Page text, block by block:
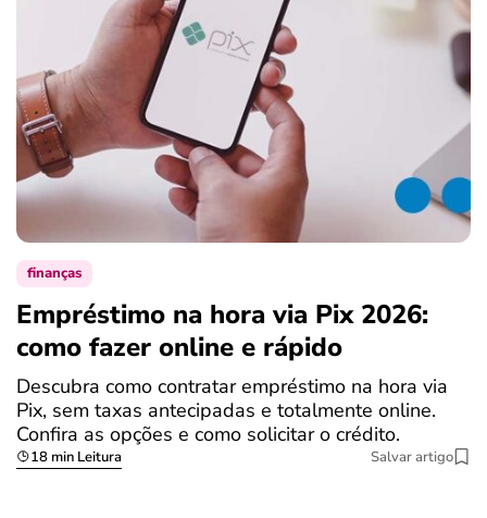
finanças
Empréstimo na hora via Pix 2026:
como fazer online e rápido
Descubra como contratar empréstimo na hora via
Pix, sem taxas antecipadas e totalmente online.
Confira as opções e como solicitar o crédito.
18 min Leitura Salvar artigo